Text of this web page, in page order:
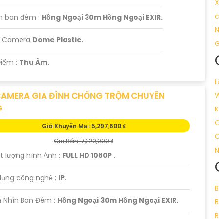
[Điền số điện thoại liên hệ]
nghiệp của bạn ngay hôm nay với Camera Hikvision -
huy được nhiều tính năng. Nếu cần thêm sự hỗ trợ,
ban đêm : Hồng Ngoại 30m Hồng Ngoại EXIR.
Dome Plastic.
: Thu Âm.
GIA ĐÌNH CHỐNG TRỘM CHUYÊN
Giá Khuyến Mại: 5,297,600 ₫
Giá Bán: 7,320,000 ₫
️
lượng hình Ảnh : FULL HD 1080P .
công nghệ : IP.
Ban Đêm : Hồng Ngoại 30m Hồng Ngoại EXIR.